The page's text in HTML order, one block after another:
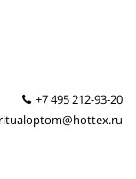
+7 495 212-93-20
ritualoptom@hottex.ru